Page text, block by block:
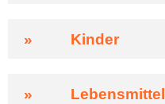
» Kinder
» Lebensmittel